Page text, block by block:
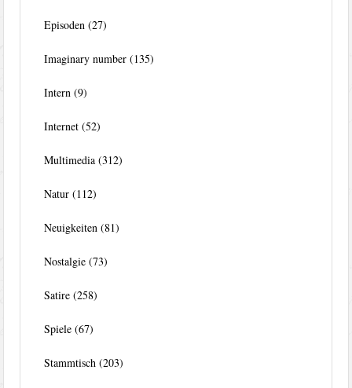
Episoden (27)
Imaginary number (135)
Intern (9)
Internet (52)
Multimedia (312)
Natur (112)
Neuigkeiten (81)
Nostalgie (73)
Satire (258)
Spiele (67)
Stammtisch (203)